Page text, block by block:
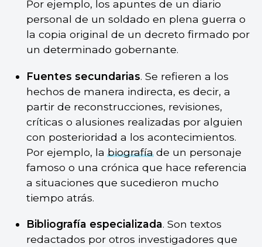
Por ejemplo, los apuntes de un diario
personal de un soldado en plena guerra o
la copia original de un decreto firmado por
un determinado gobernante.
Fuentes secundarias. Se refieren a los
hechos de manera indirecta, es decir, a
partir de reconstrucciones, revisiones,
críticas o alusiones realizadas por alguien
con posterioridad a los acontecimientos.
Por ejemplo, labiografíade un personaje
famoso o una crónica que hace referencia
a situaciones que sucedieron mucho
tiempo atrás.
Bibliografía especializada. Son textos
redactados por otros investigadores que